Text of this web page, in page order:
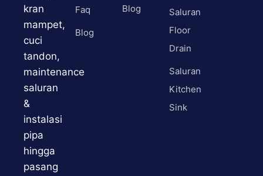
kran
mampet,
cuci
tandon,
maintenance
saluran
&
instalasi
pipa
hingga
pasang
Faq
Blog
Blog
Saluran
Floor
Drain
Saluran
Kitchen
Sink